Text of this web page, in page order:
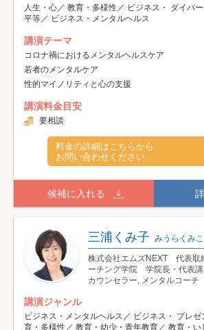
人生・心／ 教育・多様性／ ビジネス・ ダイバ
平等／ ビジネス・メンタルヘルス
講演テーマ
コロナ禍におけるメンタルヘルスケア
若者のメンタルケア
性的マイノリティと心の支援
講演料金目安
要相談
料金の詳細はこちらから
お問い合わせください
候補に入れる
三浦くみ子 みうらくみこ
株式会社エムズNEXT 代表取
ーチング学院 学院長・代表
カウンセラー, メンタルコーチ
講演ジャンル
ビジネス・メンタルヘルス／ ビジネス・ プレ
育・多様性／ 教育・幼少・青年教育／ 教育・